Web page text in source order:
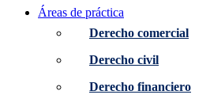
Áreas de práctica
Derecho comercial
Derecho civil
Derecho financiero